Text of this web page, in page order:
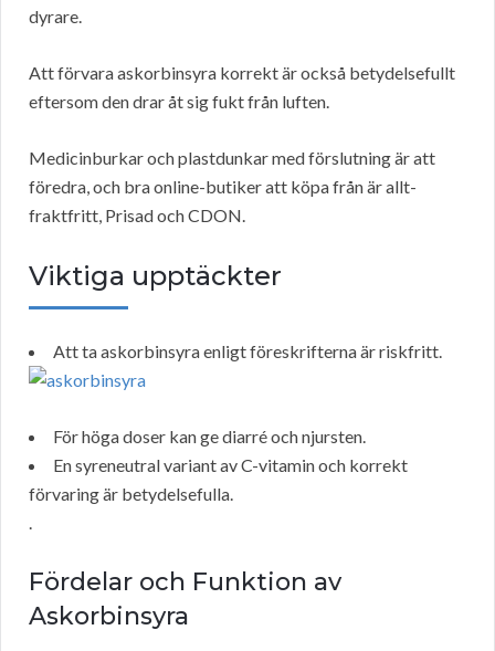
dyrare.
Att förvara askorbinsyra korrekt är också betydelsefullt
eftersom den drar åt sig fukt från luften.
Medicinburkar och plastdunkar med förslutning är att
föredra, och bra online-butiker att köpa från är allt-
fraktfritt, Prisad och CDON.
Viktiga upptäckter
Att ta askorbinsyra enligt föreskrifterna är riskfritt.
För höga doser kan ge diarré och njursten.
En syreneutral variant av C-vitamin och korrekt
förvaring är betydelsefulla.
.
Fördelar och Funktion av
Askorbinsyra